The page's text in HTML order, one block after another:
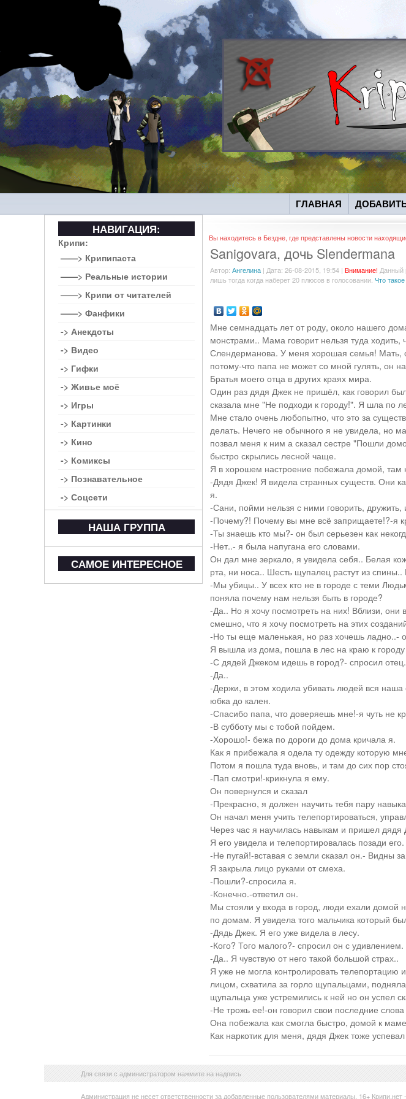
ГЛАВНАЯ
Вы находитесь в Бездне, где представлены новости
Sanigovara, дочь Slendermana
Автор: Ангелина| Дата: 26-08-2015, 19:54 | Внимание! Данный
лишь тогда когда наберет 20 плюсов в голосовании. Что
Мне семнадцать лет от роду, около нашего
монстрами.. Мама говорит нельзя туда ходить,
Слендерманова. У меня хорошая семья! Мать,
потому-что папа не может со мной гулять, он
Братья моего отца в других краях мира.
Один раз дядя Джек не пришёл, как говорил
сказала мне "Не подходи к городу!". Я шла по
Мне стало очень любопытно, что это за
делать. Нечего не обычного я не увидела, но
позвал меня к ним а сказал сестре "Пошли
быстро скрылись лесной чаще.
Я в хорошем настроение побежала домой, там
-Дядя Джек! Я видела странных существ. Они
я.
-Сани, пойми нельзя с ними говорить,
-Почему?! Почему вы мне всё заприщаете!?-я
-Ты знаешь кто мы?- он был серьезен как
-Нет..- я была напугана его словами.
Он дал мне зеркало, я увидела себя.. Белая
рта, ни носа.. Шесть щупалец растут из спины..
-Мы убицы.. У всех кто не в городе с теми
поняла почему нам нельзя быть в городе?
-Да.. Но я хочу посмотреть на них! Вблизи,
смешно, что я хочу посмотреть на этих
-Но ты еще маленькая, но раз хочешь ладно..-
Я вышла из дома, пошла в лес на краю к
-С дядей Джеком идешь в город?- спросил отец.
-Да..
-Держи, в этом ходила убивать людей вся
юбка до кален.
-Спасибо папа, что доверяешь мне!-я чуть не
-В субботу мы с тобой пойдем.
-Хорошо!- бежа по дороги до дома кричала я.
Как я прибежала я одела ту одежду которую
Потом я пошла туда вновь, и там до сих пор
-Пап смотри!-крикнула я ему.
Он повернулся и сказал
-Прекрасно, я должен научить тебя пару
Он начал меня учить телепортироваться,
Через час я научилась навыкам и пришел дядя
Я его увидела и телепортировалась позади
-Не пугай!-вставая с земли сказал он.- Видны
Я закрыла лицо руками от смеха.
-Пошли?-спросила я.
-Конечно.-ответил он.
Мы стояли у входа в город, люди ехали домой
по домам. Я увидела того мальчика который
-Дядь Джек. Я его уже видела в лесу.
-Кого? Того малого?- спросил он с удивлением.
-Да.. Я чувствую от него такой большой страх..
Я уже не могла контролировать
лицом, схватила за горло щупальцами,
щупальца уже устремились к ней но он успел
-Не трожь ее!-он говорил свои последние
Она побежала как смогла быстро, домой к
Как наркотик для меня, дядя Джек тоже
НАВИГАЦИЯ:
Крипи:
——> Крипипаста
——> Реальные истории
——> Крипи от читателей
——> Фанфики
-> Анекдоты
-> Видео
-> Гифки
-> Живье моё
-> Игры
-> Картинки
-> Кино
-> Комиксы
-> Познавательное
-> Соцсети
НАША ГРУППА
САМОЕ ИНТЕРЕСНОЕ
Для связи с администратором нажмите на надпись
Администрация не несет ответственности за добавленные пользователями материалы. 16+ Крипи.нет